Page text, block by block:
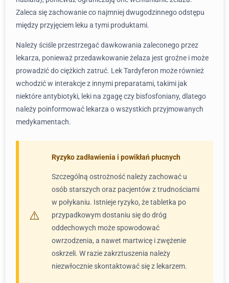
Zaleca się zachowanie co najmniej dwugodzinnego odstępu
między przyjęciem leku a tymi produktami.
Należy ściśle przestrzegać dawkowania zaleconego przez
lekarza, ponieważ przedawkowanie żelaza jest groźne i może
prowadzić do ciężkich zatruć. Lek Tardyferon może również
wchodzić w interakcje z innymi preparatami, takimi jak
niektóre antybiotyki, leki na zgagę czy bisfosfoniany, dlatego
należy poinformować lekarza o wszystkich przyjmowanych
medykamentach.
Ryzyko zadławienia i powikłań płucnych
Szczególną ostrożność należy zachować u
osób starszych oraz pacjentów z trudnościami
w połykaniu. Istnieje ryzyko, że tabletka po
przypadkowym dostaniu się do dróg
oddechowych może spowodować
owrzodzenia, a nawet martwicę i zwężenie
oskrzeli. W razie zakrztuszenia należy
niezwłocznie skontaktować się z lekarzem.